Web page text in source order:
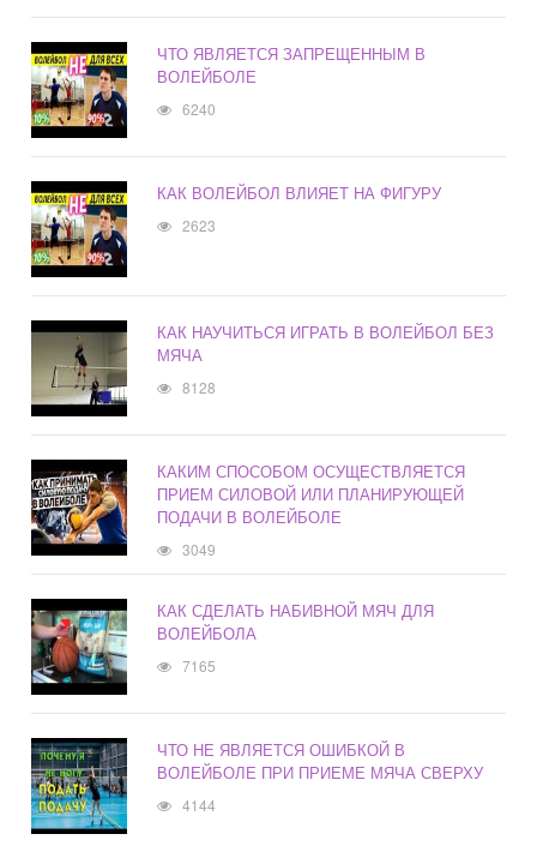
ЧТО ЯВЛЯЕТСЯ ЗАПРЕЩЕННЫМ В
ВОЛЕЙБОЛЕ
6240
КАК ВОЛЕЙБОЛ ВЛИЯЕТ НА ФИГУРУ
2623
КАК НАУЧИТЬСЯ ИГРАТЬ В ВОЛЕЙБОЛ БЕЗ
МЯЧА
8128
КАКИМ СПОСОБОМ ОСУЩЕСТВЛЯЕТСЯ
ПРИЕМ СИЛОВОЙ ИЛИ ПЛАНИРУЮЩЕЙ
ПОДАЧИ В ВОЛЕЙБОЛЕ
3049
КАК СДЕЛАТЬ НАБИВНОЙ МЯЧ ДЛЯ
ВОЛЕЙБОЛА
7165
ЧТО НЕ ЯВЛЯЕТСЯ ОШИБКОЙ В
ВОЛЕЙБОЛЕ ПРИ ПРИЕМЕ МЯЧА СВЕРХУ
4144